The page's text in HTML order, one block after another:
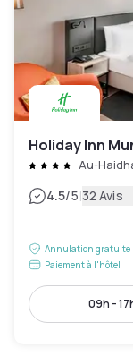
Holiday Inn
Au-
4.5/5|32 Avis
Annulation gratuite
Paiement à l'hôtel
09h -